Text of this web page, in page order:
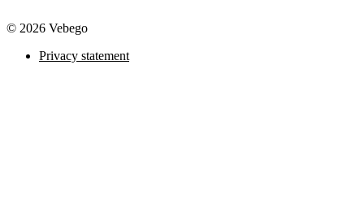
© 2026 Vebego
Privacy statement